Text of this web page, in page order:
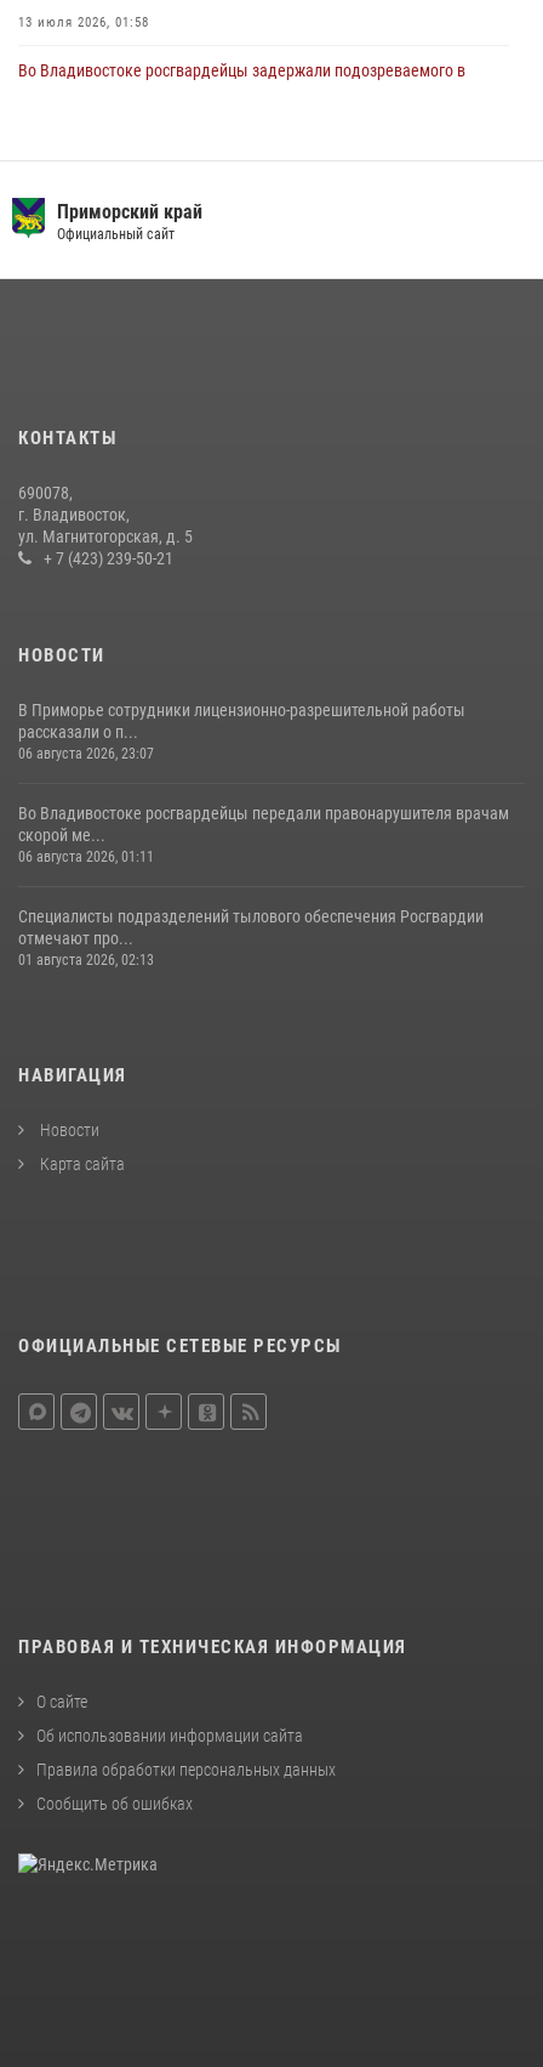
13 июля 2026, 01:58
Во Владивостоке росгвардейцы задержали подозреваемого в
действия постояльца гостиницы
16 июля 2026, 01:13
В рамках акции «Каникулы с Росгвардией» сотрудники
вневедомственной охраны провели урок мужества для
воспитанников детского лагеря
Приморский край
Официальный сайт
КОНТАКТЫ
690078,
г. Владивосток,
ул. Магнитогорская, д. 5
+ 7 (423) 239-50-21
НОВОСТИ
В Приморье сотрудники лицензионно-разрешительной работы
рассказали о п...
06 августа 2026, 23:07
Во Владивостоке росгвардейцы передали правонарушителя врачам
скорой ме...
06 августа 2026, 01:11
Специалисты подразделений тылового обеспечения Росгвардии
отмечают про...
01 августа 2026, 02:13
НАВИГАЦИЯ
Новости
Карта сайта
ОФИЦИАЛЬНЫЕ СЕТЕВЫЕ РЕСУРСЫ
ПРАВОВАЯ И ТЕХНИЧЕСКАЯ ИНФОРМАЦИЯ
О сайте
Об использовании информации сайта
Правила обработки персональных данных
Сообщить об ошибках